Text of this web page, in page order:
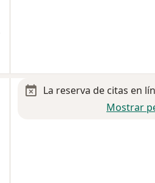
La reserva de citas en
Mostrar